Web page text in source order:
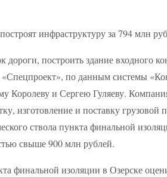
дороги, построить здание входного
«Спецпроект», по данным системы
Королеву и Сергею Гуляеву.
изготовление и поставку
ствола пункта финальной
свыше 900 млн рублей.
финальной изоляции в Озерске